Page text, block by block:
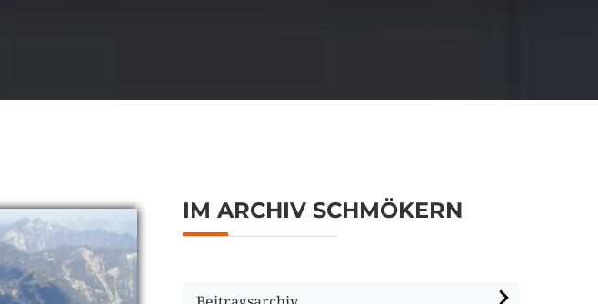
IM ARCHIV SCHMÖKERN